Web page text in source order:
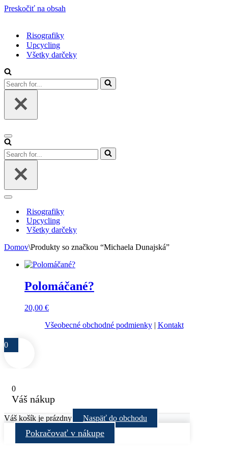
Preskočiť na obsah
Risografiky
Upcycling
Všetky darčeky
Search
for...
Menu
navigácie
Search
for...
Menu
navigácieRisografiky
Upcycling
Všetky darčeky
Domov\Produkty so značkou “Michaela Dunajská”
Polomáčané?
20,00 €
Všeobecné obchodné podmienky| Kontakt
0
0
Váš nákup
Váš košík je prázdny Naspäť do obchodu
Pokračovať v nákupe